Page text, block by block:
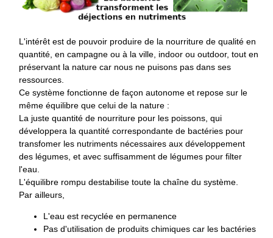
L'intérêt est de pouvoir produire de la nourriture de qualité en
quantité, en campagne ou à la ville, indoor ou outdoor, tout en
préservant la nature car nous ne puisons pas dans ses
ressources.
Ce système fonctionne de façon autonome et repose sur le
même équilibre que celui de la nature :
La juste quantité de nourriture pour les poissons, qui
développera la quantité correspondante de bactéries pour
transfomer les nutriments nécessaires aux développement
des légumes, et avec suffisamment de légumes pour filter
l'eau.
L'équilibre rompu destabilise toute la chaîne du système.
Par ailleurs,
L'eau est recyclée en permanence
Pas d'utilisation de produits chimiques car les bactéries